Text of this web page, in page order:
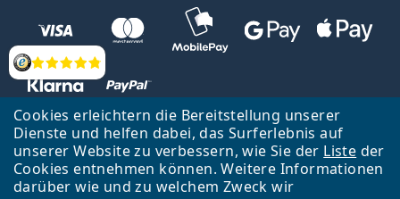
Cookies erleichtern die Bereitstellung unserer
Dienste und helfen dabei, das Surferlebnis auf
unserer Website zu verbessern, wie Sie der Liste der
Cookies entnehmen können. Weitere Informationen
darüber wie und zu welchem Zweck wir
Bewertung
Zurück zur Hauptseite
Nach oben
Lentiamo s.r.o., Tschechien ist Eigentümer und Betreiber des Online-
Shops Lentiamo.de
Seit 18 Jahren sind wir für Sie da.